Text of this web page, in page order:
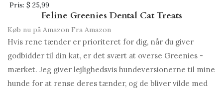
Pris: $ 25,99
Feline Greenies Dental Cat Treats
Køb nu på Amazon Fra Amazon
Hvis rene tænder er prioriteret for dig, når du giver
godbidder til din kat, er det svært at overse Greenies -
mærket. Jeg giver lejlighedsvis hundeversionerne til mine
hunde for at rense deres tænder, og de bliver vilde med